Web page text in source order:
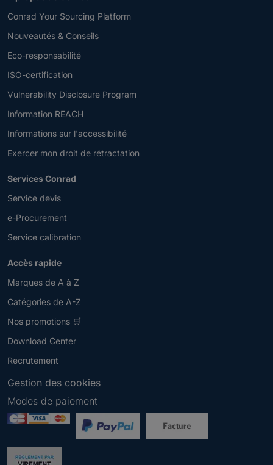
Conrad Your Sourcing Platform
Nouveautés & Conseils
Eco-responsabilité
ISO-certification
Vulnerability Disclosure Program
Information REACH
Informations sur l'accessibilité
Exercer mon droit de rétractation
Services Conrad
Service devis
e-Procurement
Service calibration
Accès rapide
Marques de A à Z
Catégories de A-Z
Nos promotions 🛒
Download Center
Recrutement
Gestion des cookies
Newsletter
e
Modes de paiement